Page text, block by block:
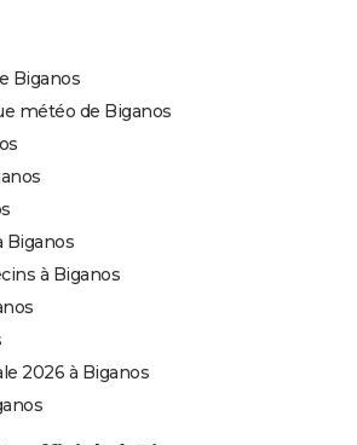
Biganos
météo de Biganos
Biganos
à Biganos
2026 à Biganos